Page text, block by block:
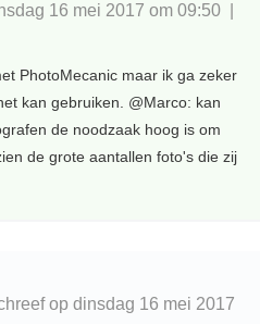
16 mei 2017 om 09:50 |
PhotoMecanic maar ik ga zeker
kan gebruiken. @Marco: kan
de noodzaak hoog is om
de grote aantallen foto's die zij
op dinsdag 16 mei 2017